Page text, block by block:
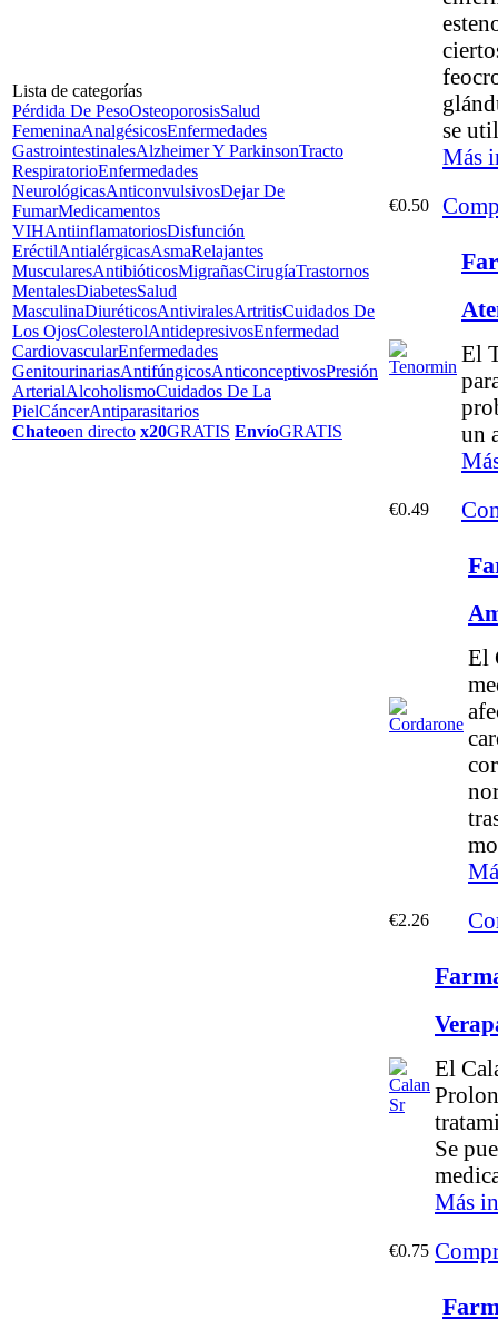
Lista de categorías
Pérdida De PesoOsteoporosisSalud
FemeninaAnalgésicosEnfermedades
GastrointestinalesAlzheimer Y ParkinsonTracto
RespiratorioEnfermedades
NeurológicasAnticonvulsivosDejar De
FumarMedicamentos
VIHAntiinflamatoriosDisfunción
EréctilAntialérgicasAsmaRelajantes
MuscularesAntibióticosMigrañasCirugíaTrastornos
MentalesDiabetesSalud
MasculinaDiuréticosAntiviralesArtritisCuidados De
Los OjosColesterolAntidepresivosEnfermedad
CardiovascularEnfermedades
GenitourinariasAntifúngicosAnticonceptivosPresión
ArterialAlcoholismoCuidados De La
PielCáncerAntiparasitarios
Chateoen directo x20GRATIS EnvíoGRATIS
se
Más
€0.50
El
un
€0.49
El
€2.26
El
Se
Más
€0.75